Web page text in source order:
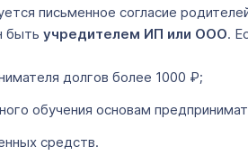
письменное согласие
быть учредителем ИП или ООО.
долгов более 1000 ₽;
обучения основам
средств.